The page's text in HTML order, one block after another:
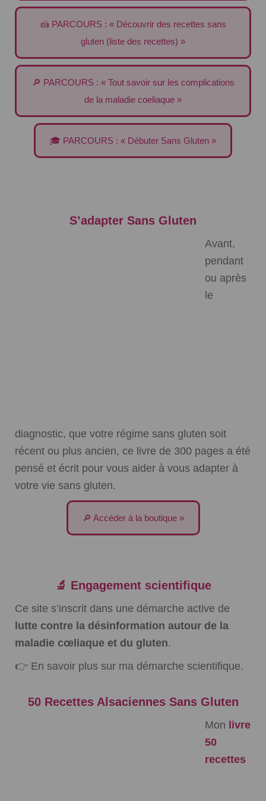
🍰 PARCOURS : « Découvrir des recettes sans
gluten (liste des recettes) »
🔎 PARCOURS : « Tout savoir sur les complications
de la maladie coeliaque »
🎓 PARCOURS : « Débuter Sans Gluten »
S’adapter Sans Gluten
Avant,
pendant
ou après
le
diagnostic, que votre régime sans gluten soit
récent ou plus ancien, ce livre de 300 pages a été
pensé et écrit pour vous aider à vous adapter à
votre vie sans gluten.
🔎 Accéder à la boutique »
🔬 Engagement scientifique
Ce site s’inscrit dans une démarche active de
lutte contre la désinformation autour de la
maladie cœliaque et du gluten.
👉 En savoir plus sur ma démarche scientifique.
50 Recettes Alsaciennes Sans Gluten
Mon livre
50
recettes